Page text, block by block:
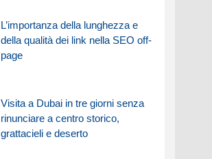
L’importanza della lunghezza e
della qualità dei link nella SEO off-
page
Visita a Dubai in tre giorni senza
rinunciare a centro storico,
grattacieli e deserto